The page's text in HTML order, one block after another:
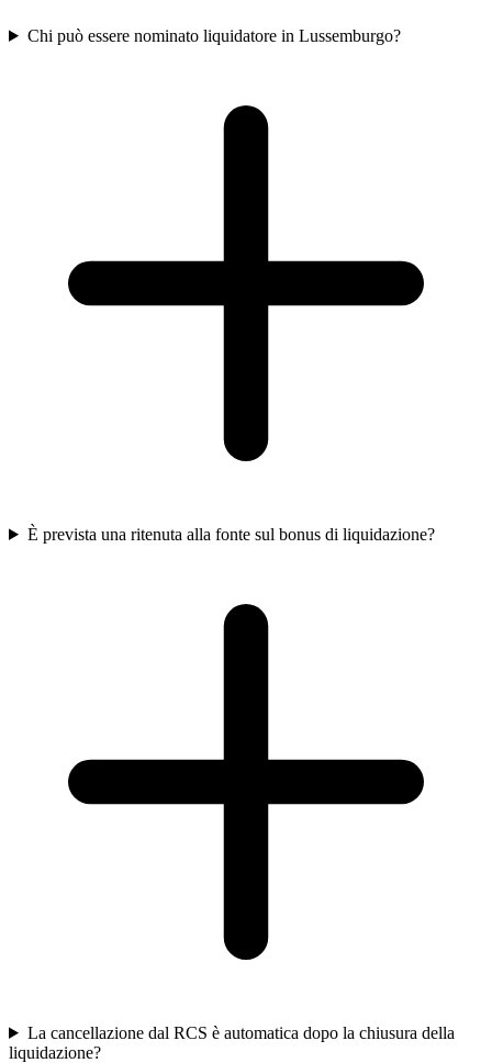
Chi può essere nominato liquidatore in Lussemburgo?
È prevista una ritenuta alla fonte sul bonus di liquidazione?
La cancellazione dal RCS è automatica dopo la chiusura della
liquidazione?